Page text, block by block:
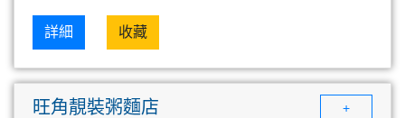
詳細 收藏
旺角靚裝粥麵店 +